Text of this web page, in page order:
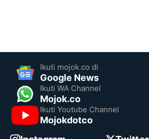
Ikuti mojok.co di
Google News
Ikuti WA Channel
Mojok.co
Ikuti Youtube Channel
Mojokdotco